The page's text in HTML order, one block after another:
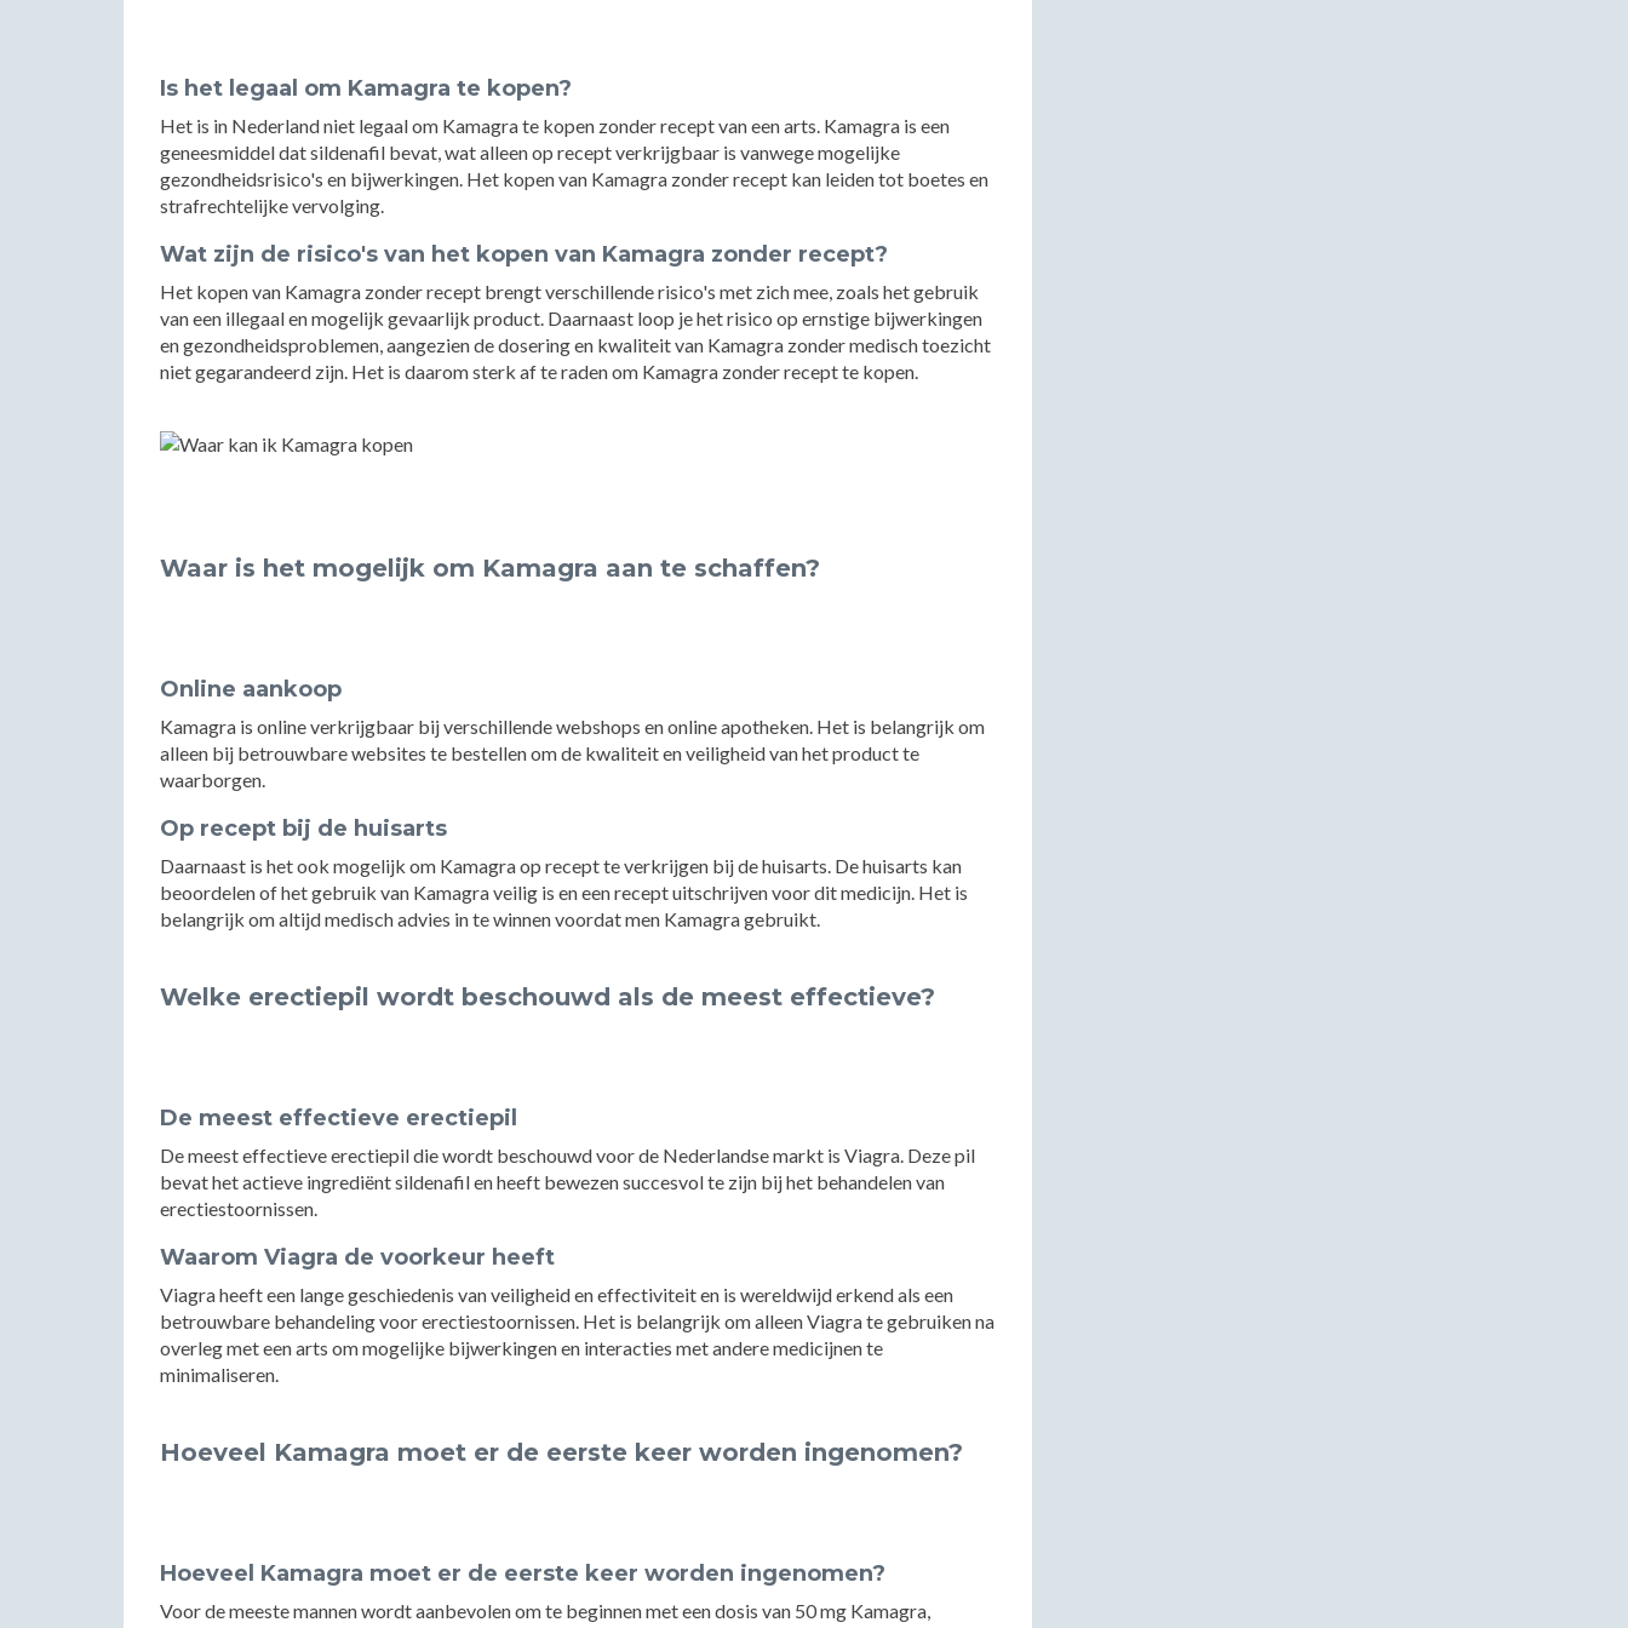
Is het legaal om Kamagra te kopen?
Het is in Nederland niet legaal om Kamagra te kopen zonder recept van een arts. Kamagra is een
geneesmiddel dat sildenafil bevat, wat alleen op recept verkrijgbaar is vanwege mogelijke
gezondheidsrisico's en bijwerkingen. Het kopen van Kamagra zonder recept kan leiden tot boetes en
strafrechtelijke vervolging.
Wat zijn de risico's van het kopen van Kamagra zonder recept?
Het kopen van Kamagra zonder recept brengt verschillende risico's met zich mee, zoals het gebruik
van een illegaal en mogelijk gevaarlijk product. Daarnaast loop je het risico op ernstige bijwerkingen
en gezondheidsproblemen, aangezien de dosering en kwaliteit van Kamagra zonder medisch toezicht
niet gegarandeerd zijn. Het is daarom sterk af te raden om Kamagra zonder recept te kopen.
Waar is het mogelijk om Kamagra aan te schaffen?
Online aankoop
Kamagra is online verkrijgbaar bij verschillende webshops en online apotheken. Het is belangrijk om
alleen bij betrouwbare websites te bestellen om de kwaliteit en veiligheid van het product te
waarborgen.
Op recept bij de huisarts
Daarnaast is het ook mogelijk om Kamagra op recept te verkrijgen bij de huisarts. De huisarts kan
beoordelen of het gebruik van Kamagra veilig is en een recept uitschrijven voor dit medicijn. Het is
belangrijk om altijd medisch advies in te winnen voordat men Kamagra gebruikt.
Welke erectiepil wordt beschouwd als de meest effectieve?
De meest effectieve erectiepil
De meest effectieve erectiepil die wordt beschouwd voor de Nederlandse markt is Viagra. Deze pil
bevat het actieve ingrediënt sildenafil en heeft bewezen succesvol te zijn bij het behandelen van
erectiestoornissen.
Waarom Viagra de voorkeur heeft
Viagra heeft een lange geschiedenis van veiligheid en effectiviteit en is wereldwijd erkend als een
betrouwbare behandeling voor erectiestoornissen. Het is belangrijk om alleen Viagra te gebruiken na
overleg met een arts om mogelijke bijwerkingen en interacties met andere medicijnen te
minimaliseren.
Hoeveel Kamagra moet er de eerste keer worden ingenomen?
Hoeveel Kamagra moet er de eerste keer worden ingenomen?
Voor de meeste mannen wordt aanbevolen om te beginnen met een dosis van 50 mg Kamagra,